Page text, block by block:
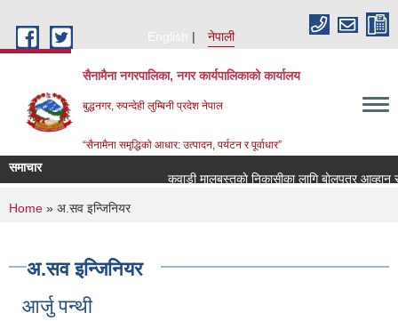
English
नेपाली
सैनामैना नगरपालिका, नगर कार्यपालिकाको कार्यालय
बुद्धनगर, रुपन्देही लुम्बिनी प्रदेश नेपाल
“सैनामैना समृद्धिको आधार: उत्पादन, पर्यटन र पूर्वाधार”
समाचार
कवाडी मालबस्तुकाे निकासीका लागि बाेलपत्र आव्हान
You are here
Home » अ.सव इन्जिनियर
अ.सव इन्जिनियर
आर्जु पन्थी